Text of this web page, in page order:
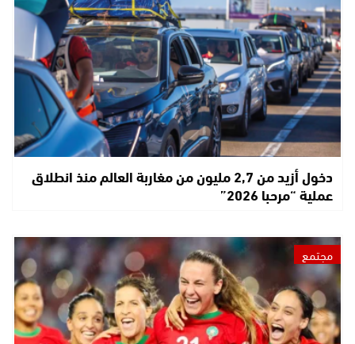
دخول أزيد من 2,7 مليون من مغاربة العالم منذ انطلاق
عملية “مرحبا 2026”
مجتمع